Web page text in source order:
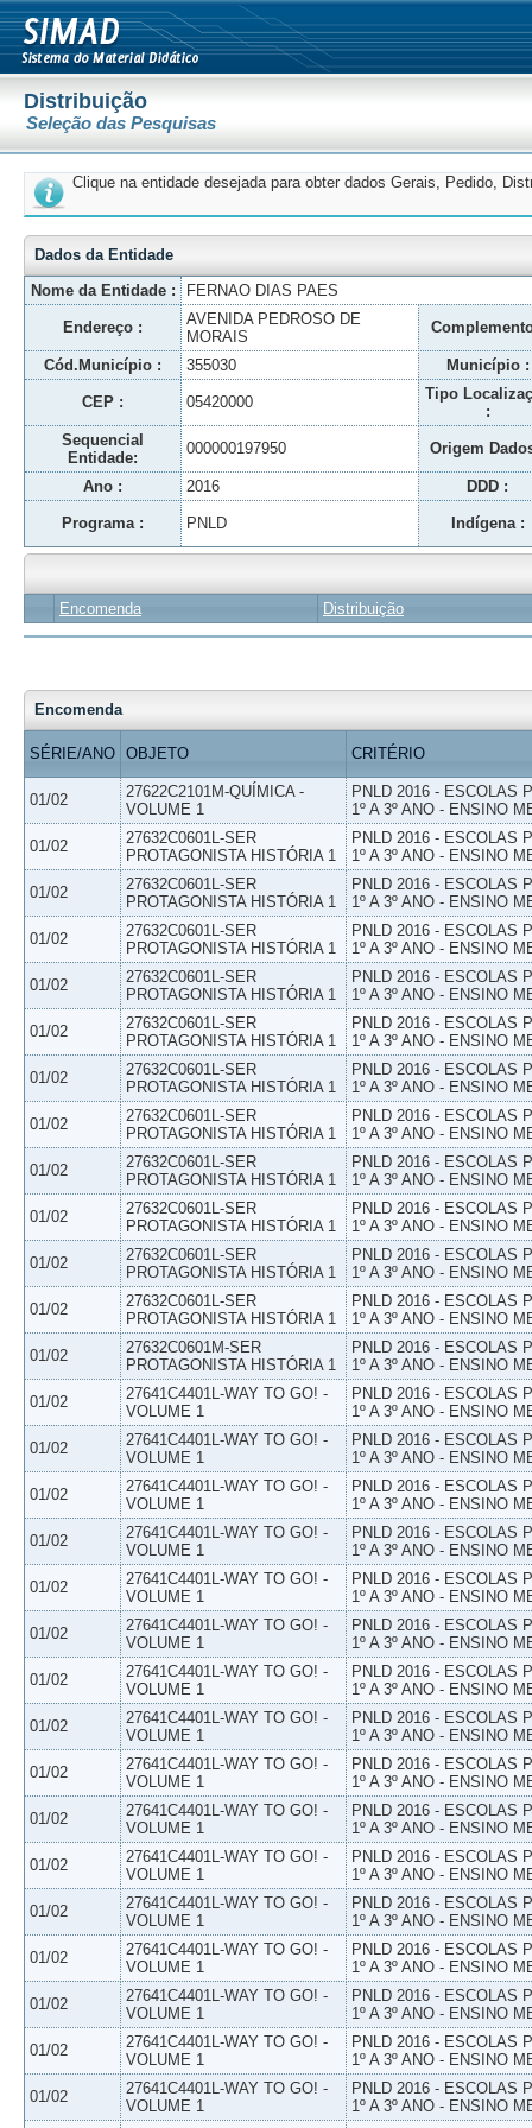
Distribuição
Seleção das Pesquisas
Clique na entidade desejada para obter dados Gerais, Pedido,
Dados da Entidade
Nome da Entidade :
FERNAO DIAS PAES
Endereço :
AVENIDA PEDROSO DE
MORAIS
Cód.Município : 355030 Município :
CEP : 05420000
Tipo
:
Sequencial
Entidade:
000000197950 Origem
Ano : 2016 DDD :
Programa : PNLD Indígena :
Encomenda Distribuição
Encomenda
SÉRIE/ANO OBJETO CRITÉRIO
01/02
27622C2101M-QUÍMICA -
VOLUME 1
PNLD 2016 - ESCOLAS
1º A 3º ANO - ENSINO
01/02
27632C0601L-SER
PROTAGONISTA HISTÓRIA 1
PNLD 2016 - ESCOLAS
1º A 3º ANO - ENSINO
01/02
27632C0601L-SER
PROTAGONISTA HISTÓRIA 1
PNLD 2016 - ESCOLAS
1º A 3º ANO - ENSINO
01/02
27632C0601L-SER
PROTAGONISTA HISTÓRIA 1
PNLD 2016 - ESCOLAS
1º A 3º ANO - ENSINO
01/02
27632C0601L-SER
PROTAGONISTA HISTÓRIA 1
PNLD 2016 - ESCOLAS
1º A 3º ANO - ENSINO
01/02
27632C0601L-SER
PROTAGONISTA HISTÓRIA 1
PNLD 2016 - ESCOLAS
1º A 3º ANO - ENSINO
01/02
27632C0601L-SER
PROTAGONISTA HISTÓRIA 1
PNLD 2016 - ESCOLAS
1º A 3º ANO - ENSINO
01/02
27632C0601L-SER
PROTAGONISTA HISTÓRIA 1
PNLD 2016 - ESCOLAS
1º A 3º ANO - ENSINO
01/02
27632C0601L-SER
PROTAGONISTA HISTÓRIA 1
PNLD 2016 - ESCOLAS
1º A 3º ANO - ENSINO
01/02
27632C0601L-SER
PROTAGONISTA HISTÓRIA 1
PNLD 2016 - ESCOLAS
1º A 3º ANO - ENSINO
01/02
27632C0601L-SER
PROTAGONISTA HISTÓRIA 1
PNLD 2016 - ESCOLAS
1º A 3º ANO - ENSINO
01/02
27632C0601L-SER
PROTAGONISTA HISTÓRIA 1
PNLD 2016 - ESCOLAS
1º A 3º ANO - ENSINO
01/02
27632C0601M-SER
PROTAGONISTA HISTÓRIA 1
PNLD 2016 - ESCOLAS
1º A 3º ANO - ENSINO
01/02
27641C4401L-WAY TO GO! -
VOLUME 1
PNLD 2016 - ESCOLAS
1º A 3º ANO - ENSINO
01/02
27641C4401L-WAY TO GO! -
VOLUME 1
PNLD 2016 - ESCOLAS
1º A 3º ANO - ENSINO
01/02
27641C4401L-WAY TO GO! -
VOLUME 1
PNLD 2016 - ESCOLAS
1º A 3º ANO - ENSINO
01/02
27641C4401L-WAY TO GO! -
VOLUME 1
PNLD 2016 - ESCOLAS
1º A 3º ANO - ENSINO
01/02
27641C4401L-WAY TO GO! -
VOLUME 1
PNLD 2016 - ESCOLAS
1º A 3º ANO - ENSINO
01/02
27641C4401L-WAY TO GO! -
VOLUME 1
PNLD 2016 - ESCOLAS
1º A 3º ANO - ENSINO
01/02
27641C4401L-WAY TO GO! -
VOLUME 1
PNLD 2016 - ESCOLAS
1º A 3º ANO - ENSINO
01/02
27641C4401L-WAY TO GO! -
VOLUME 1
PNLD 2016 - ESCOLAS
1º A 3º ANO - ENSINO
01/02
27641C4401L-WAY TO GO! -
VOLUME 1
PNLD 2016 - ESCOLAS
1º A 3º ANO - ENSINO
01/02
27641C4401L-WAY TO GO! -
VOLUME 1
PNLD 2016 - ESCOLAS
1º A 3º ANO - ENSINO
01/02
27641C4401L-WAY TO GO! -
VOLUME 1
PNLD 2016 - ESCOLAS
1º A 3º ANO - ENSINO
01/02
27641C4401L-WAY TO GO! -
VOLUME 1
PNLD 2016 - ESCOLAS
1º A 3º ANO - ENSINO
01/02
27641C4401L-WAY TO GO! -
VOLUME 1
PNLD 2016 - ESCOLAS
1º A 3º ANO - ENSINO
01/02
27641C4401L-WAY TO GO! -
VOLUME 1
PNLD 2016 - ESCOLAS
1º A 3º ANO - ENSINO
01/02
27641C4401L-WAY TO GO! -
VOLUME 1
PNLD 2016 - ESCOLAS
1º A 3º ANO - ENSINO
01/02
27641C4401L-WAY TO GO! -
VOLUME 1
PNLD 2016 - ESCOLAS
1º A 3º ANO - ENSINO